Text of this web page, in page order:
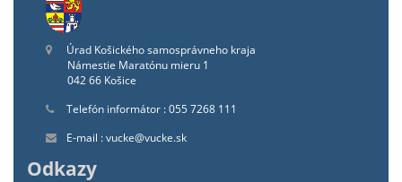
Úrad Košického samosprávneho kraja
Námestie Maratónu mieru 1
042 66 Košice
Telefón informátor : 055 7268 111
E-mail : vucke@vucke.sk
Odkazy